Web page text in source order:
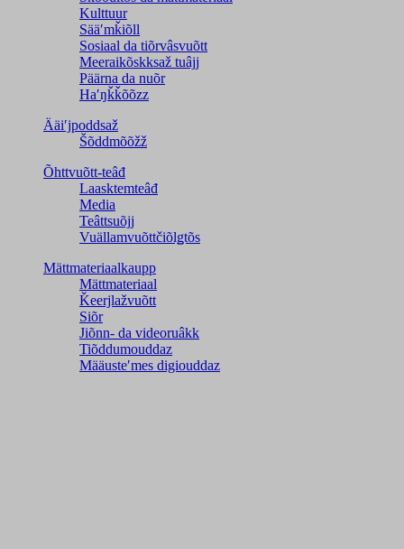
Kulttuur
Sääʹmǩiõll
Sosiaal da tiõrvâsvuõtt
Meeraikõskksaž tuâjj
Päärna da nuõr
Haʹŋǩǩõõzz
Ääiʹjpoddsaž
Šõddmõõžž
Õhttvuõtt-teâđ
Laasktemteâđ
Media
Teâttsuõjj
Vuällamvuõttčiõlǥtõs
Mättmateriaalkaupp
Mättmateriaal
Ǩeerjlažvuõtt
Siõr
Jiõnn- da videoruâkk
Tiõddumouddaz
Määusteʹmes digiouddaz